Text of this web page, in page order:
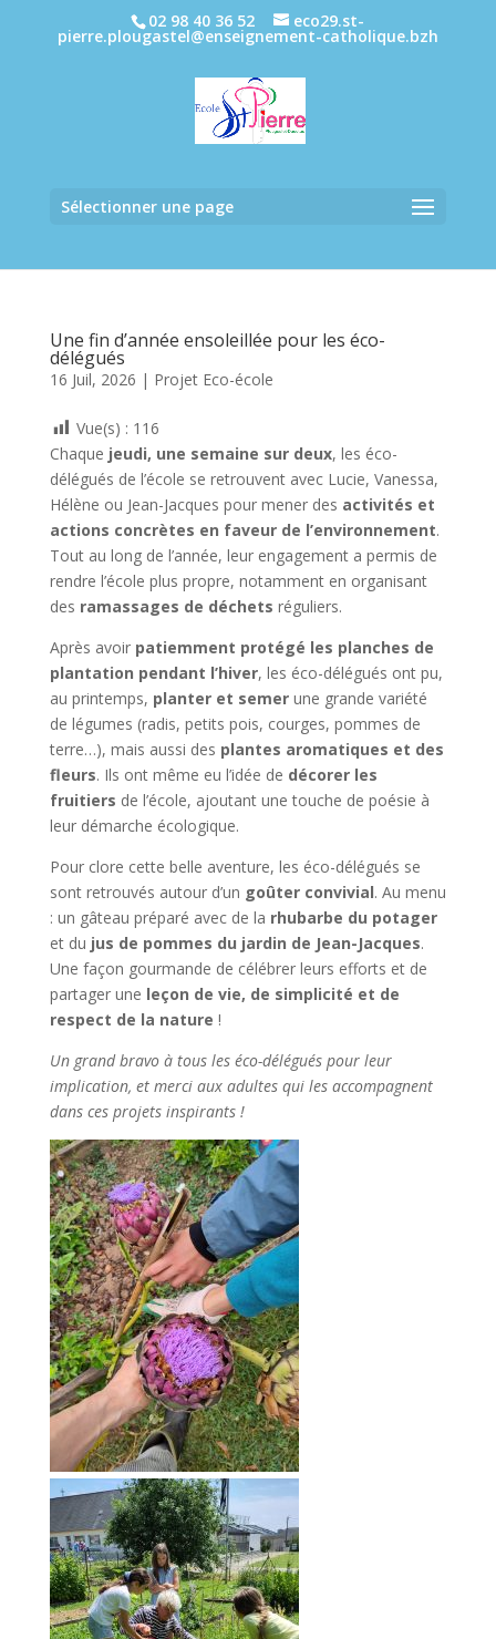
02 98 40 36 52 eco29.st-
pierre.plougastel@enseignement-catholique.bzh
Sélectionner une page
Une fin d’année ensoleillée pour les éco-
délégués
16 Juil, 2026 | Projet Eco-école
Vue(s) : 116
Chaque jeudi, une semaine sur deux, les éco-
délégués de l’école se retrouvent avec Lucie, Vanessa,
Hélène ou Jean-Jacques pour mener des activités et
actions concrètes en faveur de l’environnement.
Tout au long de l’année, leur engagement a permis de
rendre l’école plus propre, notamment en organisant
des ramassages de déchets réguliers.
Après avoir patiemment protégé les planches de
plantation pendant l’hiver, les éco-délégués ont pu,
au printemps, planter et semerune grande variété
de légumes (radis, petits pois, courges, pommes de
terre…), mais aussi des plantes aromatiques et des
fleurs. Ils ont même eu l’idée de décorer les
fruitiers de l’école, ajoutant une touche de poésie à
leur démarche écologique.
Pour clore cette belle aventure, les éco-délégués se
sont retrouvés autour d’un goûter convivial. Au menu
: un gâteau préparé avec de la rhubarbe du potager
et du jus de pommes du jardin de Jean-Jacques.
Une façon gourmande de célébrer leurs efforts et de
partager une leçon de vie, de simplicité et de
respect de la nature !
Un grand bravo à tous les éco-délégués pour leur
implication, et merci aux adultes qui les accompagnent
dans ces projets inspirants !